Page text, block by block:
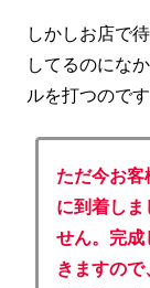
しかしお店で
してるのにな
ルを打つのです
ただ今お
に到着しま
せん。完成
きますの